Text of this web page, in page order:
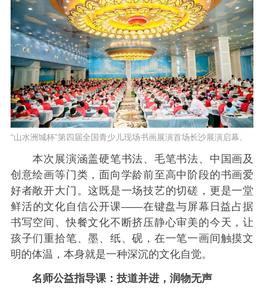
“山水洲城杯”第四届全国青少儿现场书画展演首场长沙展演启幕。
本次展演涵盖硬笔书法、毛笔书法、中国画及
创意绘画等门类，面向学龄前至高中阶段的书画爱
好者敞开大门。这既是一场技艺的切磋，更是一堂
鲜活的文化自信公开课——在键盘与屏幕日益占据
书写空间、快餐文化不断挤压静心审美的今天，让
孩子们重拾笔、墨、纸、砚，在一笔一画间触摸文
明的体温，本身就是一种深沉的文化自觉。
名师公益指导课：技道并进，润物无声